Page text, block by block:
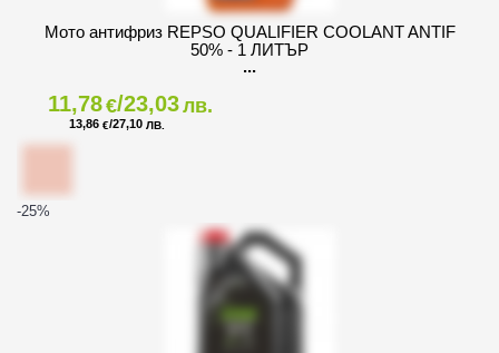
Мото антифриз REPSO QUALIFIER COOLANT ANTIF
50% - 1 ЛИТЪР
11,78€/23,03лв.
13,86 €/27,10 ЛВ.
-25%